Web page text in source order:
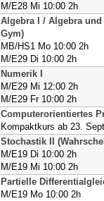
M/E28 Mi 10:00 2h
Algebra I / Algebra
Gym)
MB/HS1 Mo 10:00 2h
M/E29 Di 10:00 2h
Numerik I
M/E29 Mi 12:00 2h
M/E29 Fr 10:00 2h
Computerorientiertes
Kompaktkurs ab 23.
Stochastik II
M/E19 Di 10:00 2h
M/E19 Mi 10:00 2h
Partielle
M/E19 Mo 10:00 2h